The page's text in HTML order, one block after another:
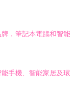
，筆記本電腦和智能
手機、智能家居及環